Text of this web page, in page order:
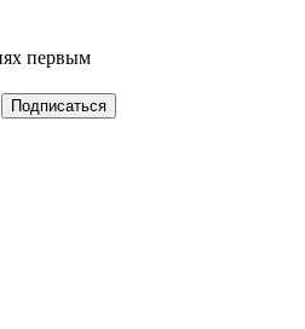
первым